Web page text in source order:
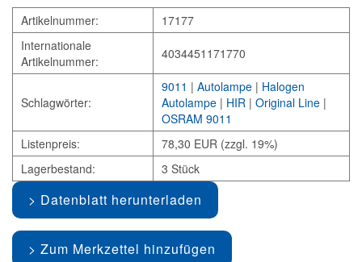
Artikelnummer:
17177
Internationale
Artikelnummer:
4034451171770
Schlagwörter:
9011 | Autolampe | Halogen
Autolampe | HIR | Original Line |
OSRAM 9011
Listenpreis:
78,30 EUR (zzgl. 19%)
Lagerbestand:
3 Stück
Datenblatt herunterladen
Zum Merkzettel hinzufügen